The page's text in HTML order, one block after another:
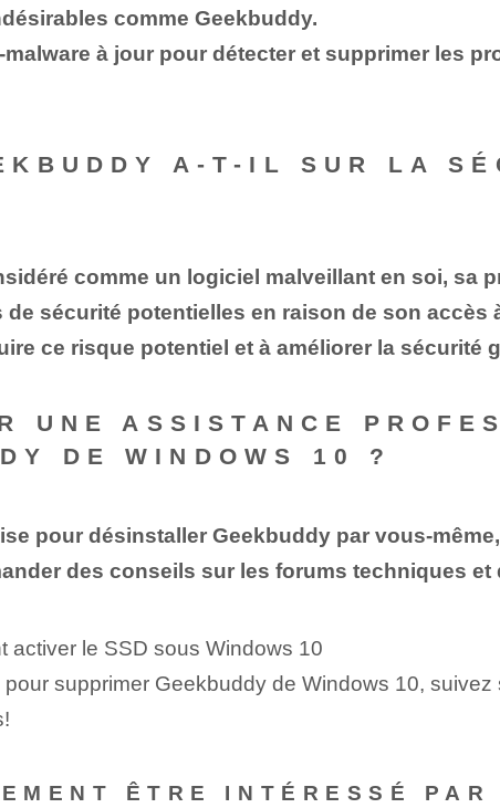
comme Geekbuddy.
à jour pour détecter et supprimer les
A-T-IL SUR LA
comme un logiciel malveillant en soi, sa
sécurité potentielles en raison de son accès
ce risque potentiel et à améliorer la sécurité
UNE ASSISTANCE
DE WINDOWS 10 ?
pour désinstaller Geekbuddy par vous-
des conseils sur les forums techniques et
activer le SSD sous Windows 10
supprimer Geekbuddy de Windows 10,
ÊTRE INTÉRESSÉ